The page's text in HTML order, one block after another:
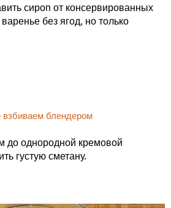
сироп от консервированных
без ягод, но только
до однородной кремовой
густую сметану.